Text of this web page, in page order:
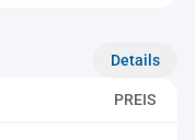
Details
PREIS